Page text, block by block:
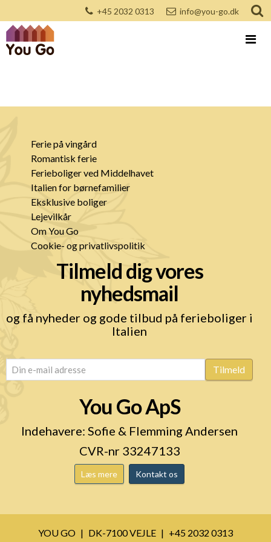
+45 2032 0313 info@you-go.dk
Ferie på vingård
Romantisk ferie
Ferieboliger ved Middelhavet
Italien for børnefamilier
Eksklusive boliger
Lejevilkår
Om You Go
Cookie- og privatlivspolitik
Tilmeld dig vores
nyhedsmail
og få nyheder og gode tilbud på ferieboliger i
Italien
email (Påkrævet) Tilmeld
You Go ApS
Indehavere: Sofie & Flemming Andersen
CVR-nr 33247133
Læs mere Kontakt os
YOU GO DK-7100 VEJLE
+45 2032 0313